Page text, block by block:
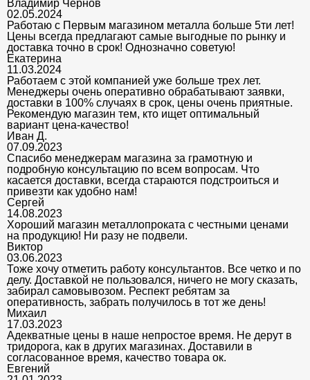
Владимир Чернов
02.05.2024
Работаю с Первым магазином металла больше 5ти лет!
Цены всегда предлагают самые выгодные по рынку и
доставка точно в срок! Однозначно советую!
Екатерина
11.03.2024
Работаем с этой компанией уже больше трех лет.
Менеджеры очень оперативно обрабатывают заявки,
доставки в 100% случаях в срок, цены очень приятные.
Рекомендую магазин тем, кто ищет оптимальный
вариант цена-качество!
Иван Д.
07.09.2023
Спасибо менеджерам магазина за грамотную и
подробную консультацию по всем вопросам. Что
касается доставки, всегда стараются подстроиться и
привезти как удобно нам!
Сергей
14.08.2023
Хороший магазин металлопроката с честными ценами
на продукцию! Ни разу не подвели.
Виктор
03.06.2023
Тоже хочу отметить работу консультантов. Все четко и по
делу. Доставкой не пользовался, ничего не могу сказать,
забирал самовывозом. Респект ребятам за
оперативность, забрать получилось в тот же день!
Михаил
17.03.2023
Адекватные цены в наше непростое время. Не дерут в
тридорога, как в других магазинах. Доставили в
согласованное время, качество товара ок.
Евгений